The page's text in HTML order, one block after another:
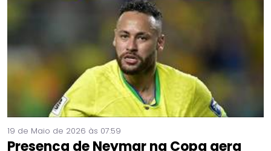
19 de Maio de 2026 às 07:59
Presença de Neymar na Copa gera